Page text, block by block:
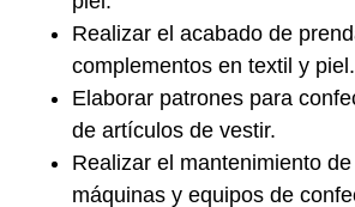
Realizar el acabado de
complementos en textil y piel.
Elaborar patrones para
de artículos de vestir.
Realizar el mantenimiento de
máquinas y equipos de